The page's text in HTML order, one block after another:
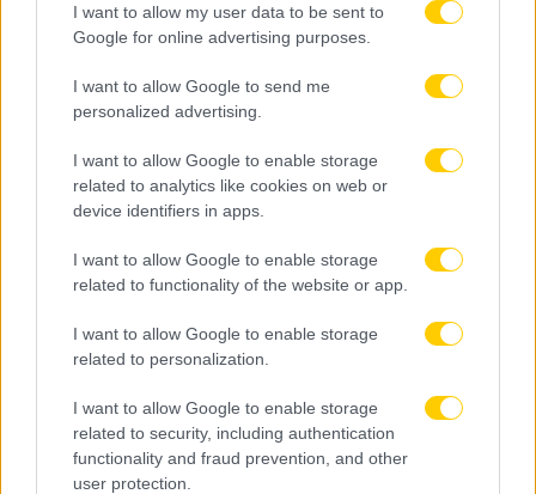
I want to allow my user data to be sent to
Google for online advertising purposes.
I want to allow Google to send me
personalized advertising.
I want to allow Google to enable storage
related to analytics like cookies on web or
device identifiers in apps.
I want to allow Google to enable storage
related to functionality of the website or app.
I want to allow Google to enable storage
related to personalization.
I want to allow Google to enable storage
related to security, including authentication
functionality and fraud prevention, and other
user protection.
06.08.2026, 22:28
«Συμφώνησε με την Μπαρτσελόνα ο Ρόδρι»